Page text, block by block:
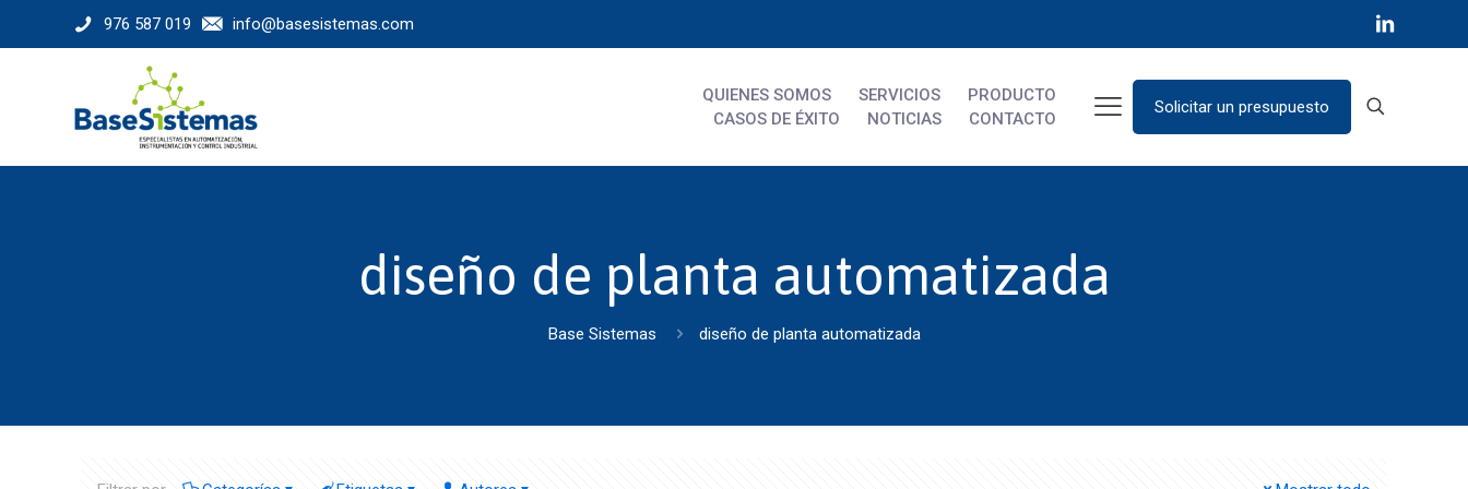
976 587 019 info@basesistemas.com
QUIENES SOMOS SERVICIOS
PRODUCTO
CASOS DE ÉXITO
NOTICIAS CONTACTO
Solicitar un presupuesto
diseño de planta automatizada
Base Sistemas diseño de planta automatizada